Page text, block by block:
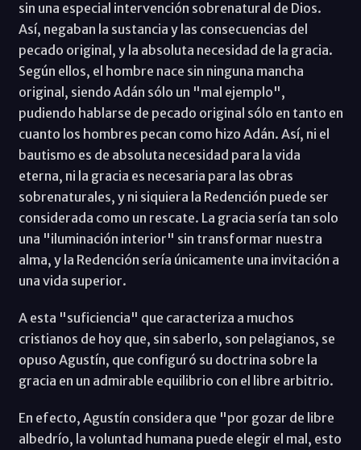
sin una especial intervención sobrenatural de Dios.
Así, negaban la sustancia y las consecuencias del
pecado original, y la absoluta necesidad de la gracia.
Según ellos, el hombre nace sin ninguna mancha
original, siendo Adán sólo un "mal ejemplo",
pudiendo hablarse de pecado original sólo en tanto en
cuanto los hombres pecan como hizo Adán. Así, ni el
bautismo es de absoluta necesidad para la vida
eterna, ni la gracia es necesaria para las obras
sobrenaturales, y ni siquiera la Redención puede ser
considerada como un rescate. La gracia sería tan solo
una "iluminación interior" sin transformar nuestra
alma, y la Redención sería únicamente una invitación a
una vida superior.
A esta "suficiencia" que caracteriza a muchos
cristianos de hoy que, sin saberlo, son pelagianos, se
opuso Agustín, que configuró su doctrina sobre la
gracia en un admirable equilibrio con el libre arbitrio.
En efecto, Agustín considera que "por gozar de libre
albedrío, la voluntad humana puede elegir el mal, esto